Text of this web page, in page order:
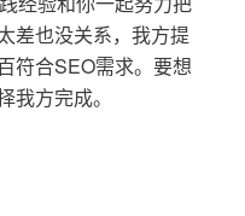
差也没关系，我方提
符合SEO需求。要想
我方完成。